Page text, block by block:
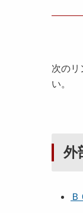
次のリ
い。
外